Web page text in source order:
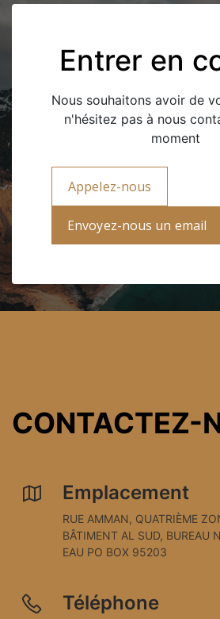
Entrer en
Nous souhaitons avoir de
n'hésitez pas à nous
moment
Appelez-nous
Envoyez-nous un email
CONTACTEZ-
Emplacement
RUE AMMAN, QUATRIÈME
BÂTIMENT AL SUD, BUREAU
EAU PO BOX 95203
Téléphone